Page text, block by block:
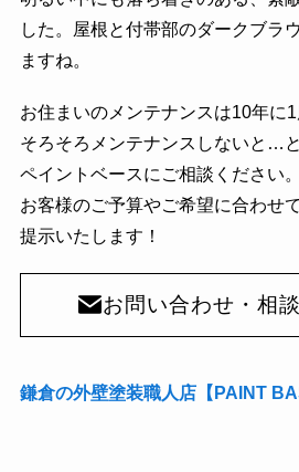
した。屋根と付帯部のダークブラ
ますね。
お住まいのメンテナンスは10年に1
そろそろメンテナンスしないと…
ペイントベースにご相談ください。
お客様のご予算やご希望に合わせ
提示いたします！
お問い合わせ・相
鎌倉の外壁塗装職人店【PAINT